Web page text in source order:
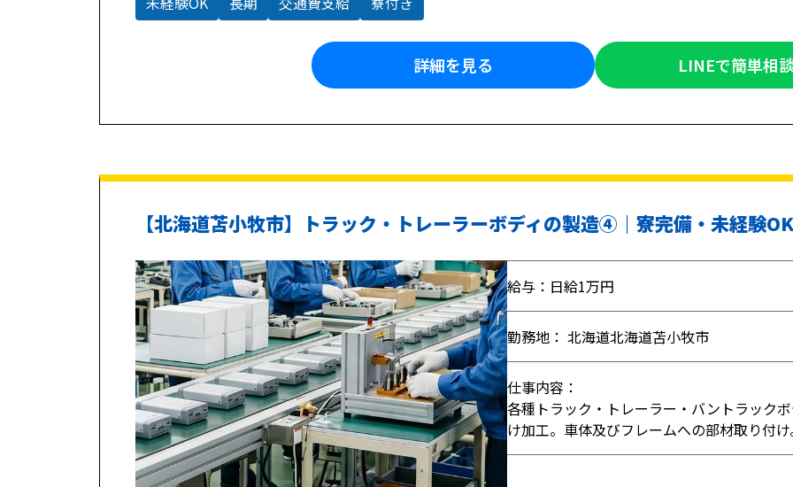
詳細を見る LINEで簡単相
【北海道苫小牧市】トラック・トレーラーボディの製造④｜寮完備・未経験OK
給与：日給1万円
勤務地： 北海道北海道苫小牧市
仕事内容：
各種トラック・トレーラー・バントラック
け加工。車体及びフレームへの部材取り付